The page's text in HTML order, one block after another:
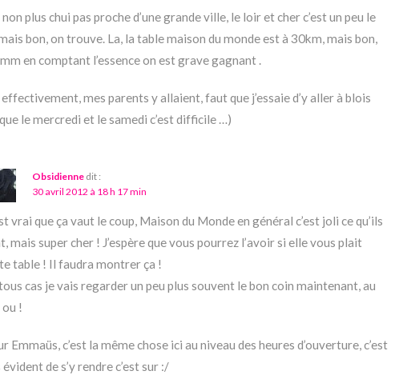
plus chui pas proche d’une grande ville, le loir et cher c’est un peu le
bon, on trouve. La, la table maison du monde est à 30km, mais bon,
en comptant l’essence on est grave gagnant .
mes parents y allaient, faut que j’essaie d’y aller à blois
le mercredi et le samedi c’est difficile …)
Obsidienne dit :
30 avril 2012 à 18 h 17 min
vrai que ça vaut le coup, Maison du Monde en général c’est joli ce qu’ils
mais super cher ! J’espère que vous pourrez l’avoir si elle vous plait
table ! Il faudra montrer ça !
cas je vais regarder un peu plus souvent le bon coin maintenant, au
ou !
Emmaüs, c’est la même chose ici au niveau des heures d’ouverture, c’est
évident de s’y rendre c’est sur :/